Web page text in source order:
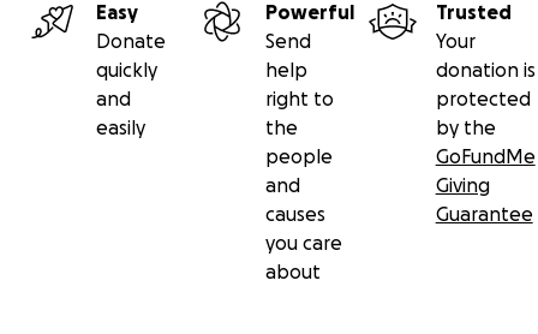
Easy
Donate
quickly
and
easily
Powerful
Send
help
right to
the
people
and
causes
you care
about
Trusted
Your
donation is
protected
by the
GoFundMe
Giving
Guarantee